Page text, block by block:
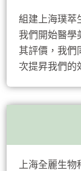
組建上海璞萃
我們開始醫學
其評價，我們
次提昇我們的
上海全麗生物